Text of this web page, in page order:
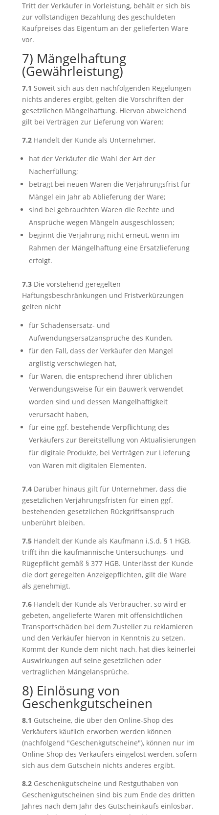
Tritt der Verkäufer in Vorleistung, behält er sich bis
zur vollständigen Bezahlung des geschuldeten
Kaufpreises das Eigentum an der gelieferten Ware
vor.
7) Mängelhaftung
(Gewährleistung)
7.1 Soweit sich aus den nachfolgenden Regelungen
nichts anderes ergibt, gelten die Vorschriften der
gesetzlichen Mängelhaftung. Hiervon abweichend
gilt bei Verträgen zur Lieferung von Waren:
7.2Handelt der Kunde als Unternehmer,
hat der Verkäufer die Wahl der Art der
Nacherfüllung;
beträgt bei neuen Waren die Verjährungsfrist für
Mängel ein Jahr ab Ablieferung der Ware;
sind bei gebrauchten Waren die Rechte und
Ansprüche wegen Mängeln ausgeschlossen;
beginnt die Verjährung nicht erneut, wenn im
Rahmen der Mängelhaftung eine Ersatzlieferung
erfolgt.
7.3Die vorstehend geregelten
Haftungsbeschränkungen und Fristverkürzungen
gelten nicht
für Schadensersatz- und
Aufwendungsersatzansprüche des Kunden,
für den Fall, dass der Verkäufer den Mangel
arglistig verschwiegen hat,
für Waren, die entsprechend ihrer üblichen
Verwendungsweise für ein Bauwerk verwendet
worden sind und dessen Mangelhaftigkeit
verursacht haben,
für eine ggf. bestehende Verpflichtung des
Verkäufers zur Bereitstellung von Aktualisierungen
für digitale Produkte, bei Verträgen zur Lieferung
von Waren mit digitalen Elementen.
7.4Darüber hinaus gilt für Unternehmer, dass die
gesetzlichen Verjährungsfristen für einen ggf.
bestehenden gesetzlichen Rückgriffsanspruch
unberührt bleiben.
7.5Handelt der Kunde als Kaufmann i.S.d. § 1 HGB,
trifft ihn die kaufmännische Untersuchungs- und
Rügepflicht gemäß § 377 HGB. Unterlässt der Kunde
die dort geregelten Anzeigepflichten, gilt die Ware
als genehmigt.
7.6Handelt der Kunde als Verbraucher, so wird er
gebeten, angelieferte Waren mit offensichtlichen
Transportschäden bei dem Zusteller zu reklamieren
und den Verkäufer hiervon in Kenntnis zu setzen.
Kommt der Kunde dem nicht nach, hat dies keinerlei
Auswirkungen auf seine gesetzlichen oder
vertraglichen Mängelansprüche.
8) Einlösung von
Geschenkgutscheinen
8.1 Gutscheine, die über den Online-Shop des
Verkäufers käuflich erworben werden können
(nachfolgend "Geschenkgutscheine"), können nur im
Online-Shop des Verkäufers eingelöst werden, sofern
sich aus dem Gutschein nichts anderes ergibt.
8.2Geschenkgutscheine und Restguthaben von
Geschenkgutscheinen sind bis zum Ende des dritten
Jahres nach dem Jahr des Gutscheinkaufs einlösbar.